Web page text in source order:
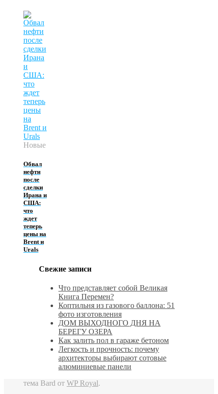
Новые
Обвал
нефти
после
сделки
Ирана и
США:
что
ждет
теперь
цены на
Brent и
Urals
Свежие записи
Что представляет собой Великая
Книга Перемен?
Коптильня из газового баллона: 51
фото изготовления
ДОМ ВЫХОДНОГО ДНЯ НА
БЕРЕГУ ОЗЕРА
Как залить пол в гараже бетоном
Легкость и прочность: почему
архитекторы выбирают сотовые
алюминиевые панели
тема Bard от WP Royal.